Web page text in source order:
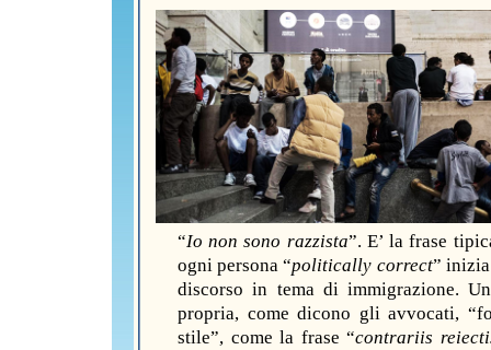
“Io non sono razzista”. E’ la frase
ogni persona “politically correct”
discorso in tema di immigrazione.
propria, come dicono gli avvocati,
stile”, come la frase “contrariis